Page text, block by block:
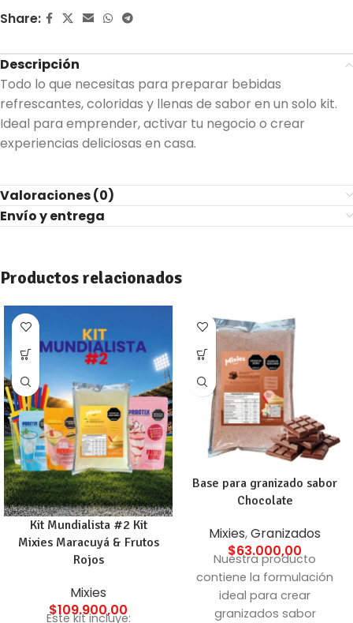
Share:
Descripción
Todo lo que necesitas para preparar bebidas
refrescantes, coloridas y llenas de sabor en un solo kit.
Ideal para emprender, activar tu negocio o crear
experiencias deliciosas en casa.
Valoraciones (0)
Envío y entrega
Productos relacionados
Kit Mundialista #2 Kit
Mixies Maracuyá & Frutos
Rojos
Mixies
$109.900,00
Este kit incluye:
Base para granizado sabor
Chocolate
Mixies,Granizados
$63.000,00
Nuestra producto
contiene la formulación
ideal para crear
granizados sabor